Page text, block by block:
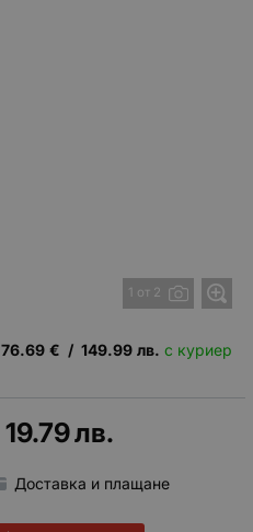
1 от 2
76.69 € / 149.99 лв. с куриер
19.79лв.
Доставка и плащане